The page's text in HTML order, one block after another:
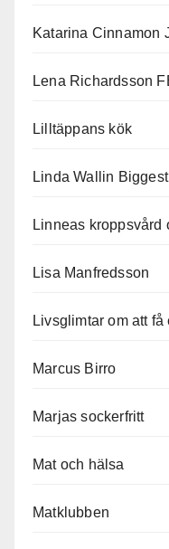
Katarina Cinnamon
Lena Richardsson
Lilltäppans kök
Linda Wallin
Linneas kroppsvård
Lisa Manfredsson
Livsglimtar om att få
Marcus Birro
Marjas sockerfritt
Mat och hälsa
Matklubben